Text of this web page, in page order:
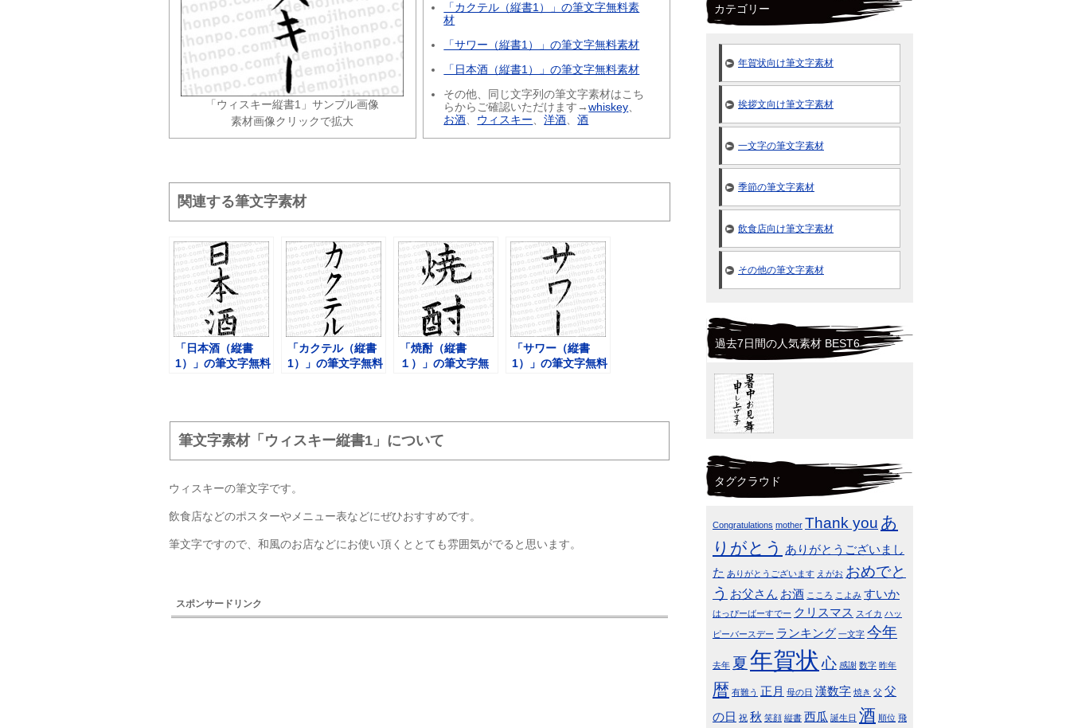
「ウィスキー縦書1」サンプル画像
素材画像クリックで拡大
「カクテル（縦書1）」の筆文字無料素
材
「サワー（縦書1）」の筆文字無料素材
「日本酒（縦書1）」の筆文字無料素材
その他、同じ文字列の筆文字素材はこち
らからご確認いただけます→whiskey
お酒
ウィスキー 、洋酒 、酒
関連する筆文字素材
「日本酒（縦書
1）」の筆文字無料
「カクテル（縦書
1）」の筆文字無料
「焼酎（縦書
１）」の筆文字無
「サワー（縦書
1）」の筆文字無料
筆文字素材「ウィスキー縦書1」について
ウィスキーの筆文字です。
飲食店などのポスターやメニュー表などにぜひおすすめです。
筆文字ですので、和風のお店などにお使い頂くととても雰囲気がでると思います。
スポンサードリンク
カテゴリー
年賀状向け筆文字素材
挨拶文向け筆文字素材
一文字の筆文字素材
季節の筆文字素材
飲食店向け筆文字素材
その他の筆文字素材
過去7日間の人気素材 BEST6
タグクラウド
Congratulations mother Thank you あ
りがとう ありがとうございまし
た ありがとうございます えがお おめでと
う お父さん お酒 こころ こよみ すいか
はっぴーばーすでー クリスマス スイカ ハッ
ピーバースデー ランキング 一文字 今年
去年 夏 年賀状 心 感謝 数字 昨年
暦 有難う 正月 母の日 漢数字 焼き 父 父
の日 祝 秋 笑顔 縦書 西瓜 誕生日 酒 順位 飛